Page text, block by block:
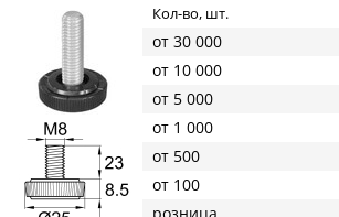
Кол-во, шт.
от 30 000
от 10 000
от 5 000
от 1 000
от 500
от 100